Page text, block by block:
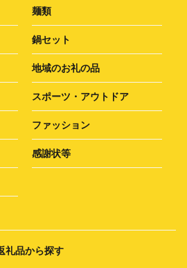
麺類
鍋セット
地域のお礼の品
スポーツ・アウトドア
ファッション
感謝状等
礼品から探す